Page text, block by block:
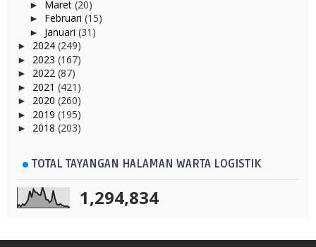
► Maret (20)
► Februari (15)
► Januari (31)
► 2024 (249)
► 2023 (167)
► 2022 (87)
► 2021 (421)
► 2020 (260)
► 2019 (195)
► 2018 (203)
TOTAL TAYANGAN HALAMAN WARTA LOGISTIK
1,294,834